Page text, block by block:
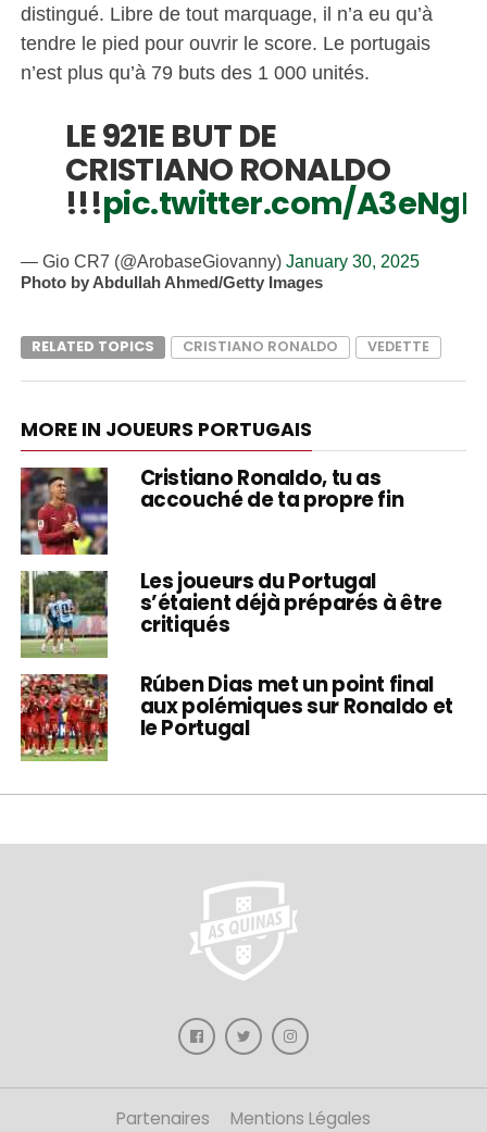
distingué. Libre de tout marquage, il n’a eu qu’à
tendre le pied pour ouvrir le score. Le portugais
n’est plus qu’à 79 buts des 1 000 unités.
LE 921E BUT DE
CRISTIANO RONALDO
!!!pic.twitter.com/
— Gio CR7 (@ArobaseGiovanny) January 30, 2025
Photo by Abdullah Ahmed/Getty Images
RELATED TOPICS CRISTIANO RONALDO VEDETTE
MORE IN JOUEURS PORTUGAIS
Cristiano Ronaldo, tu as
accouché de ta propre fin
Les joueurs du Portugal
s’étaient déjà préparés à être
critiqués
Rúben Dias met un point final
aux polémiques sur Ronaldo et
le Portugal
Partenaires Mentions Légales